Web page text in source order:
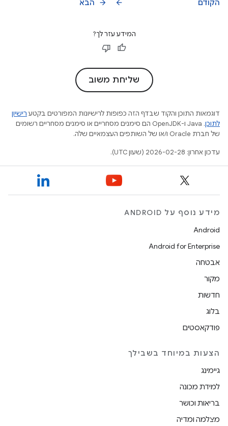
הקודם arrow_back הבא arrow_forward
המידע עזר לך?
שליחת משוב
דוגמאות התוכן והקוד שבדף הזה כפופות לרישיונות המפורטים בקטע רישיון
לתוכן
.‏ Java ו-OpenJDK הם סימנים מסחריים או סימנים מסחריים רשומים
של חברת Oracle ו/או של השותפים העצמאיים שלה.
עדכון אחרון: 2026-02-28 (שעון UTC).
מידע נוסף על ANDROID
Android
Android for Enterprise
אבטחה
מקור
חדשות
בלוג
פודקאסטים
הצעות במיוחד בשבילך
גיימינג
למידת מכונה
בריאות וכושר
מצלמה ומדיה